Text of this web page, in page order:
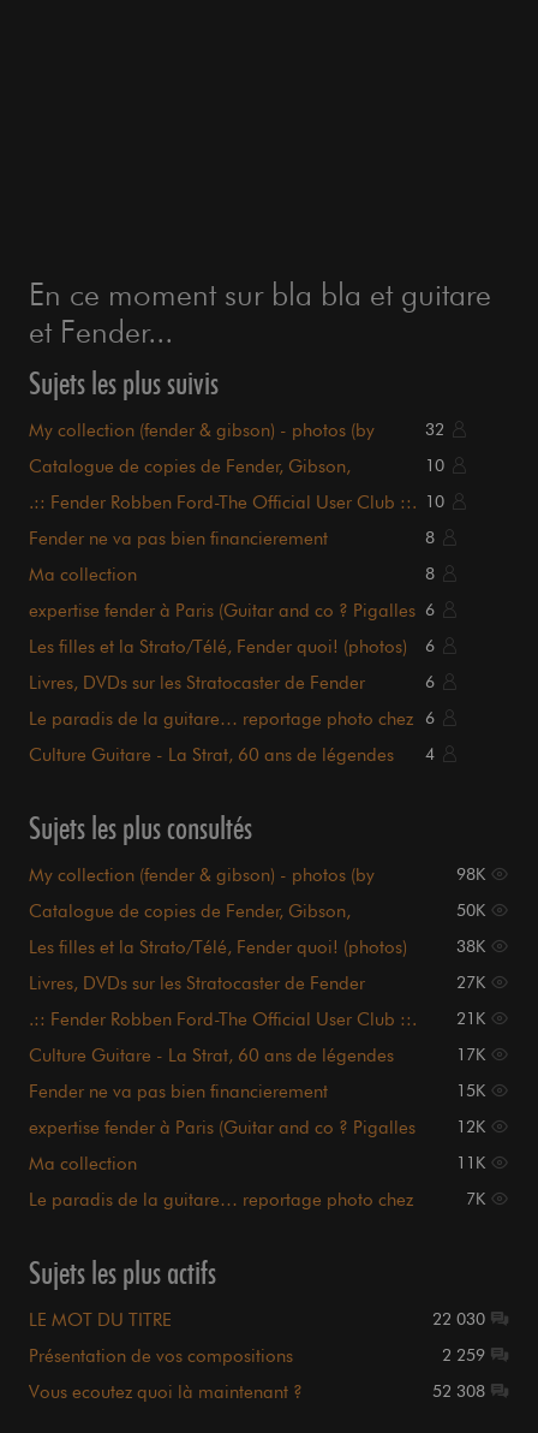
En ce moment sur bla bla et guitare
et Fender...
Sujets les plus suivis
My collection (fender & gibson) - photos (by
32
Catalogue de copies de Fender, Gibson,
10
.:: Fender Robben Ford-The Official User Club ::. 10
Fender ne va pas bien financierement 8
Ma collection 8
expertise fender à Paris (Guitar and co ? Pigalles 6
Les filles et la Strato/Télé, Fender quoi! (photos) 6
Livres, DVDs sur les Stratocaster de Fender 6
Le paradis de la guitare… reportage photo chez
6
Culture Guitare - La Strat, 60 ans de légendes 4
Sujets les plus consultés
My collection (fender & gibson) - photos (by
98K
Catalogue de copies de Fender, Gibson,
50K
Les filles et la Strato/Télé, Fender quoi! (photos) 38K
Livres, DVDs sur les Stratocaster de Fender 27K
.:: Fender Robben Ford-The Official User Club ::. 21K
Culture Guitare - La Strat, 60 ans de légendes 17K
Fender ne va pas bien financierement 15K
expertise fender à Paris (Guitar and co ? Pigalles
12K
Ma collection 11K
Le paradis de la guitare… reportage photo chez
7K
Sujets les plus actifs
LE MOT DU TITRE 22 030
Présentation de vos compositions 2 259
Vous ecoutez quoi là maintenant ? 52 308